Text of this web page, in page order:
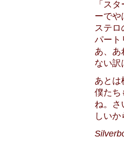
「ス
ーでや
ステロ
パート
あ、あ
ない訳
あとは
僕たち
ね。さ
しいか